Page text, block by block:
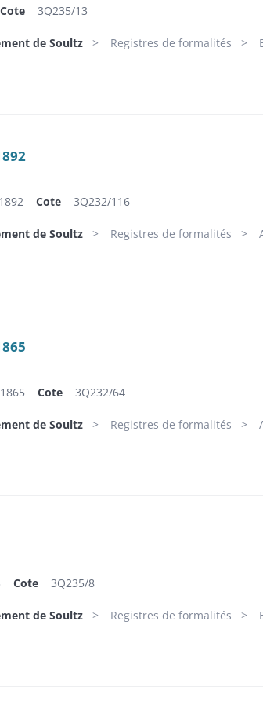
Cote 3Q235/13
de Soultz Registres de formalités
Cote 3Q232/116
de Soultz Registres de formalités
Cote 3Q232/64
de Soultz Registres de formalités
Cote 3Q235/8
de Soultz Registres de formalités